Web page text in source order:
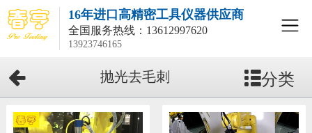
16年进口高精密工具仪器供应商
全国服务热线： 13612997620
13923746165
抛光去毛刺 分类